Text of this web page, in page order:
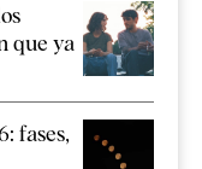
que ya
fases,